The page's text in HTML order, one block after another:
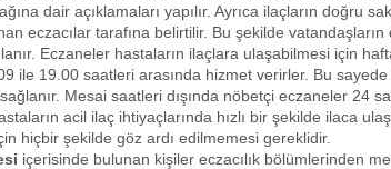
dair açıklamaları yapılır. Ayrıca ilaçların doğru
eczacılar tarafına belirtilir. Bu şekilde
Eczaneler hastaların ilaçlara ulaşabilmesi için
ile 19.00 saatleri arasında hizmet verirler. Bu sayede
Mesai saatleri dışında nöbetçi eczaneler 24
acil ilaç ihtiyaçlarında hızlı bir şekilde ilaca
hiçbir şekilde göz ardı edilmemesi gereklidir.
içerisinde bulunan kişiler eczacılık bölümlerinden